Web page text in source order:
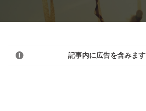
記事内に広告を含みます